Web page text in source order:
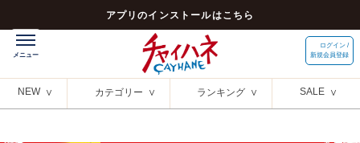
アプリのインストールはこちら
ログイン /
新規会員登録
NEW カテゴリー ランキング SALE